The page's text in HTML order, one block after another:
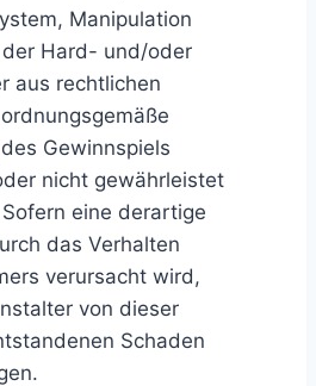
Manipulation
der Hard- und/oder
aus rechtlichen
Gewinnspiels
nicht gewährleistet
eine derartige
das Verhalten
verursacht wird,
von dieser
Schaden